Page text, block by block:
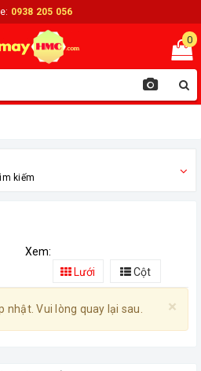
0938 205 056
0
kiếm
Xem:
Lưới
Cột
×
Vui lòng quay lại sau.